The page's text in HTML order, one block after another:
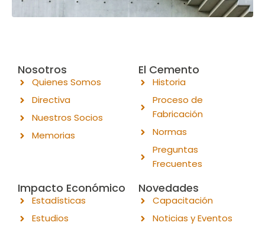
Nosotros
Quienes Somos
Directiva
Nuestros Socios
Memorias
El Cemento
Historia
Proceso de
Fabricación
Normas
Preguntas
Frecuentes
Impacto Económico
Estadísticas
Estudios
Novedades
Capacitación
Noticias y Eventos